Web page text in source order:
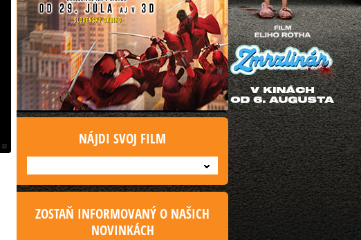
NÁJDI SVOJ FILM
ZOSTAŇ INFORMOVANÝ O NAŠICH
NOVINKÁCH